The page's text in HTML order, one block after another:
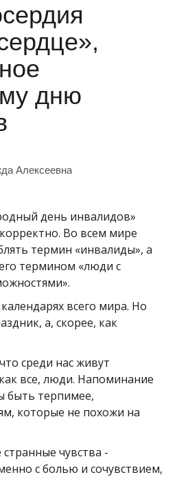
дню
Алексеевна
день инвалидов»
Во всем мире
термин «инвалиды», а
термином «люди с
всего мира. Но
а, скорее, как
среди нас живут
все, люди. Напоминание
быть терпимее,
которые не похожи на
чувства -
с болью и сочувствием,